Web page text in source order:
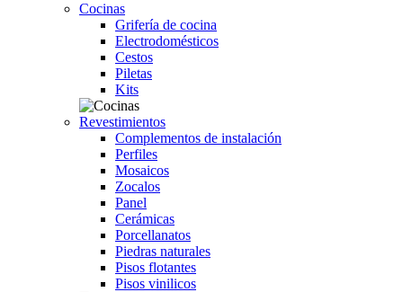
Cocinas
Grifería de cocina
Electrodomésticos
Cestos
Piletas
Kits
Revestimientos
Complementos de instalación
Perfiles
Mosaicos
Zocalos
Panel
Cerámicas
Porcellanatos
Piedras naturales
Pisos flotantes
Pisos vinilicos